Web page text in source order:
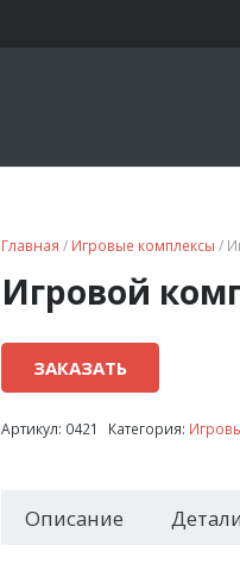
Главная / Игровые комплексы /
Игровой
ЗАКАЗАТЬ
Артикул: 0421 Категория:
Описание Детали